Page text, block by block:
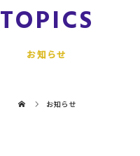
TOPICS
お知らせ
お知らせ